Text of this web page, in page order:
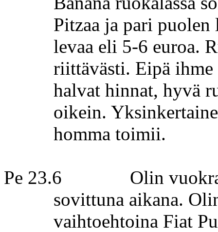
Pitzaa ja pari
levaa eli 5-6 euroa.
riittävästi. Eipä
halvat hinnat, hyvä
oikein.
homma toimii.
Pe 23.6
Olin
sovittuna aikana.
vaihtoehtoina Fiat